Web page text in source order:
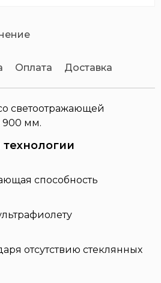
Оплата Доставка
светоотражающей
900 мм.
способность
отсутствию стеклянных